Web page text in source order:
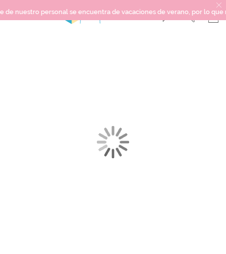
nuestro personal se encuentra de vacaciones de verano, por lo que